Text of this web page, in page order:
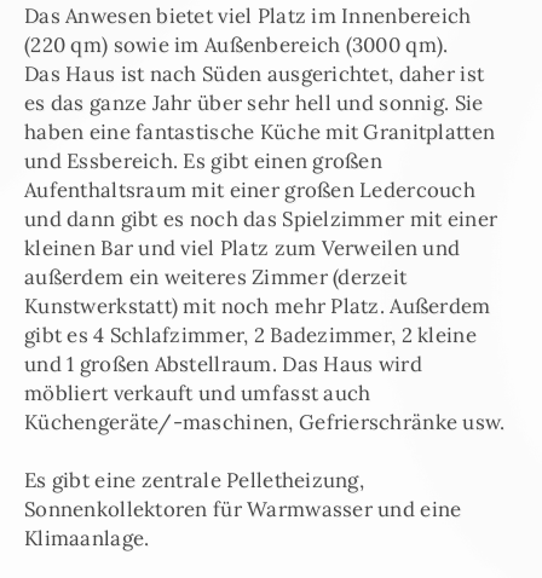
Das Anwesen bietet viel Platz im Innenbereich
(220 qm) sowie im Außenbereich (3000 qm).
Das Haus ist nach Süden ausgerichtet, daher ist
es das ganze Jahr über sehr hell und sonnig. Sie
haben eine fantastische Küche mit Granitplatten
und Essbereich. Es gibt einen großen
Aufenthaltsraum mit einer großen Ledercouch
und dann gibt es noch das Spielzimmer mit einer
kleinen Bar und viel Platz zum Verweilen und
außerdem ein weiteres Zimmer (derzeit
Kunstwerkstatt) mit noch mehr Platz. Außerdem
gibt es 4 Schlafzimmer, 2 Badezimmer, 2 kleine
und 1 großen Abstellraum. Das Haus wird
möbliert verkauft und umfasst auch
Küchengeräte/-maschinen, Gefrierschränke usw.
Es gibt eine zentrale Pelletheizung,
Sonnenkollektoren für Warmwasser und eine
Klimaanlage.